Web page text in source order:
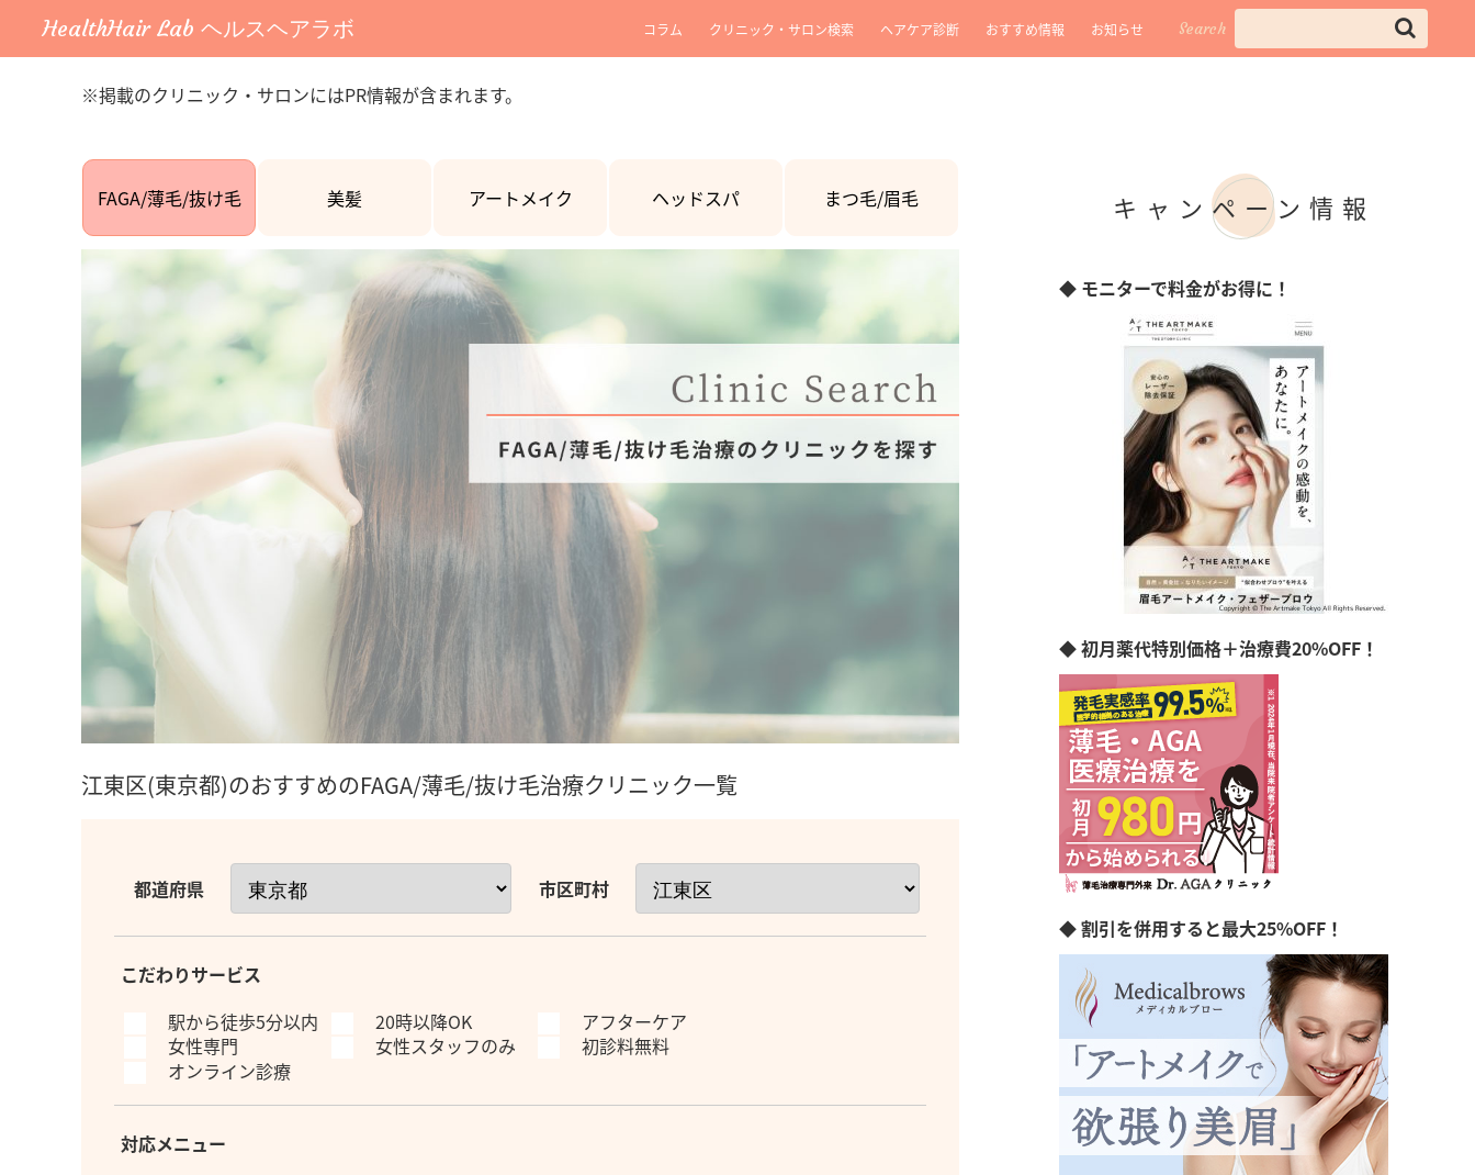
HealthHair Lab ヘルスヘアラボ コラム クリニック・サロン検索 ヘアケア診断 おすすめ情報 お知らせ Search
※掲載のクリニック・サロンにはPR情報が含まれます。
FAGA/薄毛/抜け毛 美髪 アートメイク ヘッドスパ まつ毛/眉毛
江東区(東京都)のおすすめのFAGA/薄毛/抜け毛治療クリニック一覧
都道府県 市区町村
こだわりサービス
駅から徒歩5分以内
20時以降OK
アフターケア
女性専門
女性スタッフのみ
初診料無料
オンライン診療
対応メニュー
キャンペーン情報
◆ モニターで料金がお得に！
◆ 初月薬代特別価格＋治療費20%OFF！
◆ 割引を併用すると最大25%OFF！